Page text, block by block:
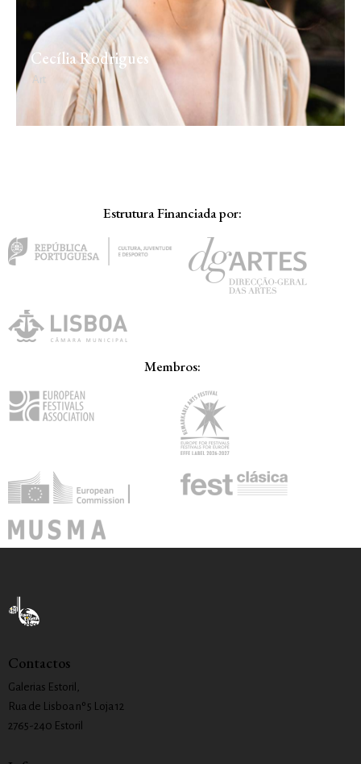
Cecília Rodrigues
Art
Estrutura Financiada por:
Membros:
Contactos
Galerias Estoril,
Rua de Lisboa nº 5 Loja 12
2765-240 Estoril